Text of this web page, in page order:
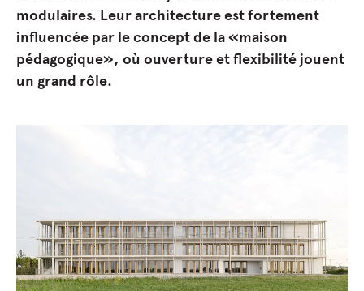
modulaires. Leur architecture est fortement
influencée par le concept de la «maison
pédagogique», où ouverture et flexibilité jouent
un grand rôle.